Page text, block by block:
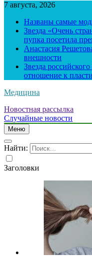
7 августа, 2026
Названы самые
Звезда «Очень
пупка посетила
Анастасия
внешности
Звезда
отношение к
Медицина
Новостная рассылка
Случайные новости
Меню
Найти:
Заголовки